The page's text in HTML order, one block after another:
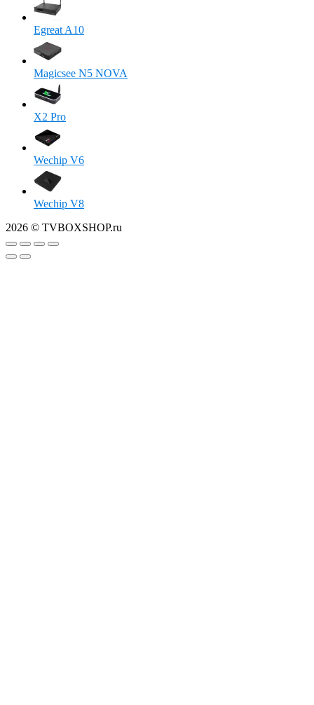
Egreat A10
Magicsee N5 NOVA
X2 Pro
Wechip V6
Wechip V8
2026 © TVBOXSHOP.ru